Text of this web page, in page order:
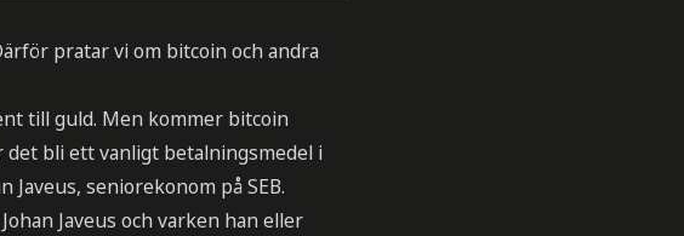
pratar vi om bitcoin och andra
till guld. Men kommer bitcoin
bli ett vanligt betalningsmedel i
seniorekonom på SEB.
Javeus och varken han eller